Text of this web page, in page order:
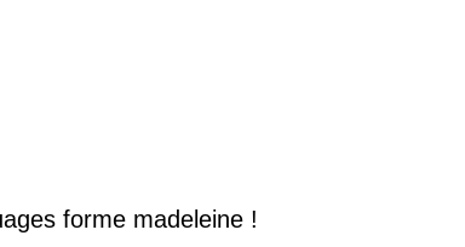
forme madeleine !